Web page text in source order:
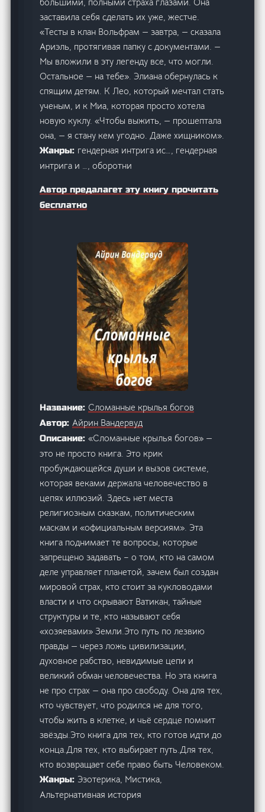
заставила себя сделать их уже, жестче.
«Тесты в клан Вольфрам — завтра, — сказала
Ариэль, протягивая папку с документами. —
Мы вложили в эту легенду все, что могли.
Остальное — на тебе». Элиана обернулась к
спящим детям. К Лео, который мечтал стать
ученым, и к Миа, которая просто хотела
новую куклу. «Чтобы выжить, — прошептала
она, — я стану кем угодно. Даже хищником».
Жанры: гендерная интрига ис…, гендерная
интрига и …, оборотни
Автор предалагет эту книгу прочитать
бесплатно
Название:Сломанные крылья богов
Автор:Айрин Вандервуд
Описание:«Сломанные крылья богов» —
это не просто книга. Это крик
пробуждающейся души и вызов системе,
которая веками держала человечество в
цепях иллюзий. Здесь нет места
религиозным сказкам, политическим
маскам и «официальным версиям». Эта
книга поднимает те вопросы, которые
запрещено задавать – о том, кто на самом
деле управляет планетой, зачем был создан
мировой страх, кто стоит за кукловодами
власти и что скрывают Ватикан, тайные
структуры и те, кто называют себя
«хозяевами» Земли.Это путь по лезвию
правды — через ложь цивилизации,
духовное рабство, невидимые цепи и
великий обман человечества. Но эта книга
не про страх — она про свободу. Она для тех,
кто чувствует, что родился не для того,
чтобы жить в клетке, и чьё сердце помнит
звёзды.Это книга для тех, кто готов идти до
конца.Для тех, кто выбирает путь.Для тех,
кто возвращает себе право быть Человеком.
Жанры: Эзотерика, Мистика,
Альтернативная история